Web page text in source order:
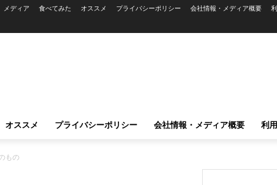
メディア 食べてみた オススメ プライバシーポリシー 会社情報・メディア概要
オススメ プライバシーポリシー 会社情報・メディア概要 利
もの